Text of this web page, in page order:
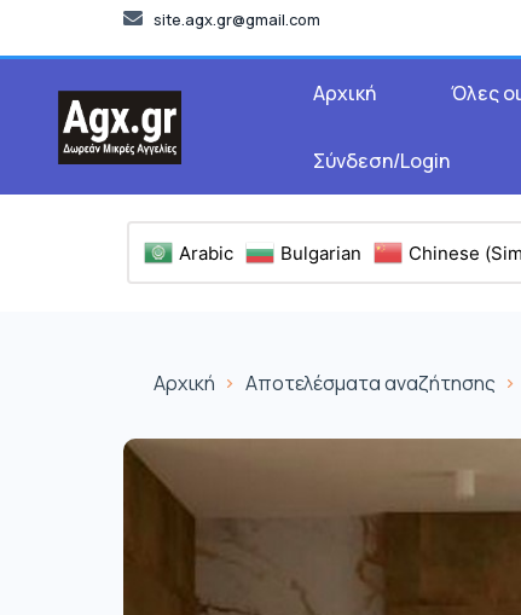
site.agx.gr@gmail.com
Αρχική Όλες
Σύνδεση/Login
Arabic Bulgarian Chinese
Αρχική Αποτελέσματα αναζήτησης